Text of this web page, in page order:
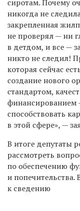
сиротам. Почему
никогда не
закрепленная
не проверял — ни
в детдом, и все —
никто не следил!
которая сейчас
создание нового
стандартом,
финансированием
способствовать
в этой сфере», —
В итоге депутаты
рассмотреть
по обеспечению
и
к сведению